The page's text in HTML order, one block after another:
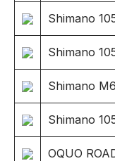
Shimano
Shimano
Shimano
Shimano
OQUO